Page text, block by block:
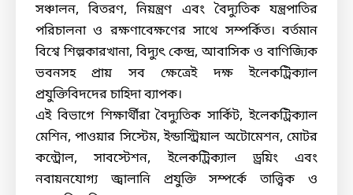
সঞ্চালন, বিতরণ, নিয়ন্ত্রণ এবং বৈদ্যুতিক যন্ত্রপাতির
পরিচালনা ও রক্ষণাবেক্ষণের সাথে সম্পর্কিত। বর্তমান
বিশ্বে শিল্পকারখানা, বিদ্যুৎ কেন্দ্র, আবাসিক ও বাণিজ্যিক
ভবনসহ প্রায় সব ক্ষেত্রেই দক্ষ ইলেকট্রিক্যাল
প্রযুক্তিবিদদের চাহিদা ব্যাপক।
এই বিভাগে শিক্ষার্থীরা বৈদ্যুতিক সার্কিট, ইলেকট্রিক্যাল
মেশিন, পাওয়ার সিস্টেম, ইন্ডাস্ট্রিয়াল অটোমেশন, মোটর
কন্ট্রোল, সাবস্টেশন, ইলেকট্রিক্যাল ড্রয়িং এবং
নবায়নযোগ্য জ্বালানি প্রযুক্তি সম্পর্কে তাত্ত্বিক ও